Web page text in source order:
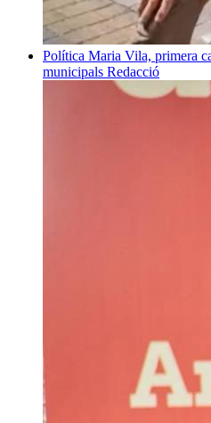
Política Maria Vila, primera
municipals Redacció